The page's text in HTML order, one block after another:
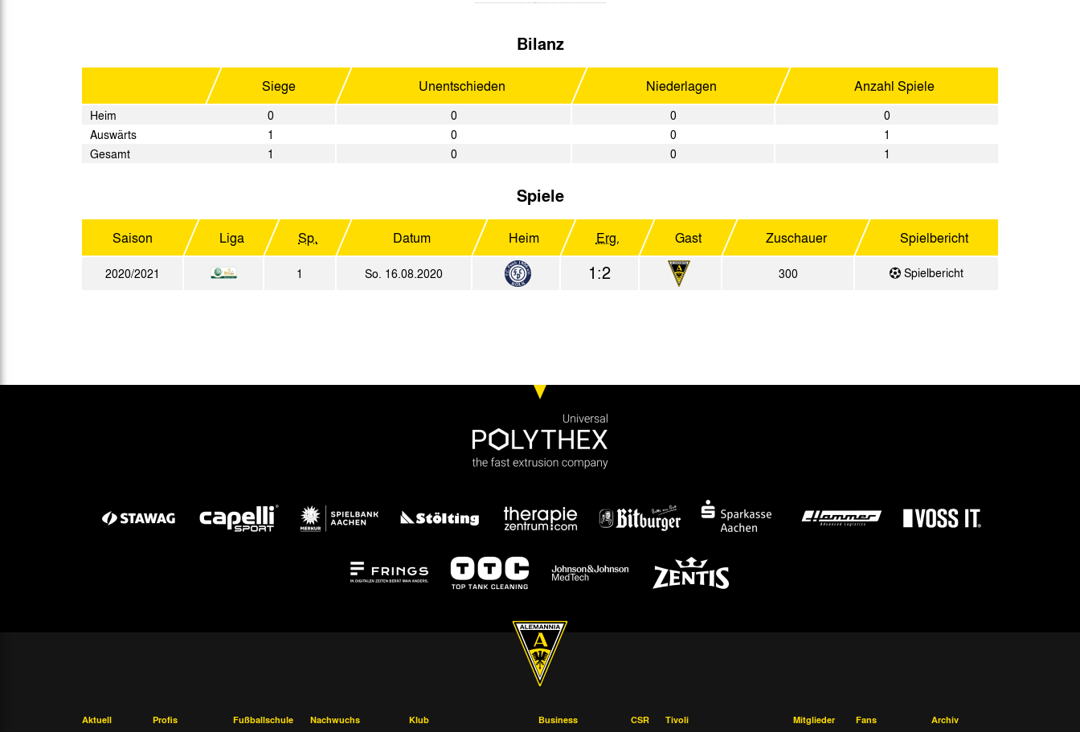
Bilanz
Siege Unentschieden Niederlagen Anzahl Spiele
Heim 0 0 0
0
Auswärts
1 0 0
1
Gesamt
1 0 0 1
Spiele
Saison Liga Sp. Datum Heim Erg. Gast Zuschauer Spielbericht
2020/2021 1 So. 16.08.2020 1:2 300 Spielbericht
Aktuell Profis Fußballschule Nachwuchs Klub Business CSR Tivoli Mitglieder Fans Archiv